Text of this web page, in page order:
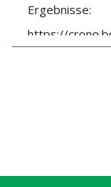
Ergebnisse:
https://